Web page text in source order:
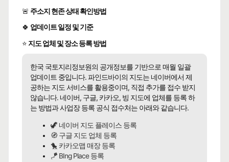
🚨 주소지 현존 상태 확인방법
🍀 업데이트 일정 및 기준
⭐ 지도 업체 및 장소 등록 방법
한국 국토지리정보원의 공개정보를 기반으로 매월 일괄
업데이트 중입니다. 파인드바이의 지도는 네이버에서 제
공하는 지도 서비스를 활용중이며, 직접 추가를 접수 받지
않습니다. 네이버, 구글, 카카오, 빙 지도에 업체를 등록 하
는 방법과 사업장 등록 공식 접수처는 아래와 같습니다.
🦖 네이버 지도 플레이스 등록
🧭 구글 지도 업체 등록
🐤 카카오맵 매장 등록
🪁 BIng Place 등록